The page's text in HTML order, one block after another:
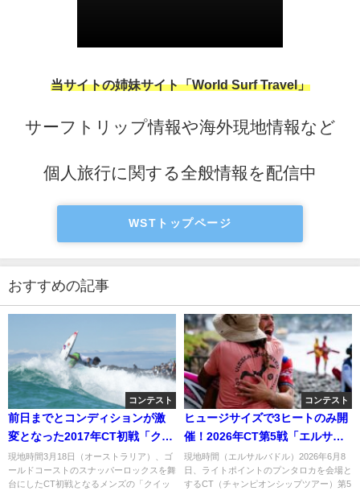
当サイトの姉妹サイト「World Surf Travel」
サーフトリップ情報や海外現地情報など
個人旅行に関する全般情報を配信中
WSTトップページ
おすすめの記事
コンテスト
前日までとコンディションが激
変となった2017年CT初戦「クイ
ック&ロキシープロ」四日目
現地時間3月18日（オーストラリア）、ゴ
ールドコーストのスナッパーロックスを舞
台にしたCT初戦となるメンズの「クイッ
コンテスト
ヒュージサイズで3ヒートのみ開
催！2026年CT第5戦「エルサル
バドルプロ」4日目
現地時間（エルサルバドル）2026年6月8
日、ライトポイントのプンタロカを会場と
するCT（チャンピオンシップツアー）第5